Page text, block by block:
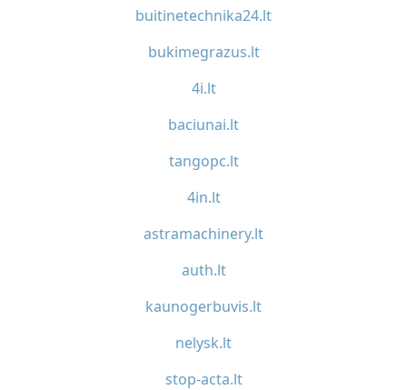
buitinetechnika24.lt
bukimegrazus.lt
4i.lt
baciunai.lt
tangopc.lt
4in.lt
astramachinery.lt
auth.lt
kaunogerbuvis.lt
nelysk.lt
stop-acta.lt